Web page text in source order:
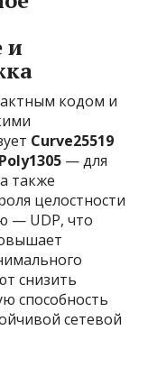
и
кодом и
Curve25519
— для
также
целостности
— UDP, что
снизить
способность
сетевой